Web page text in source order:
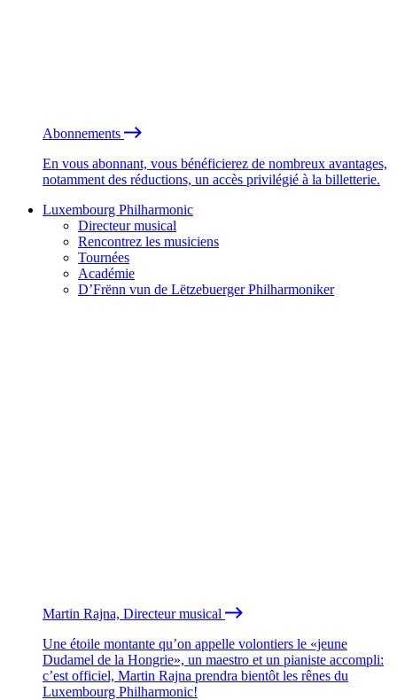
Abonnements
En vous abonnant, vous bénéficierez de nombreux avantages,
notamment des réductions, un accès privilégié à la billetterie.
Luxembourg Philharmonic
Directeur musical
Rencontrez les musiciens
Tournées
Académie
D’Frënn vun de Lëtzebuerger Philharmoniker
Martin Rajna, Directeur musical
Une étoile montante qu’on appelle volontiers le «jeune
Dudamel de la Hongrie», un maestro et un pianiste accompli:
c’est officiel, Martin Rajna prendra bientôt les rênes du
Luxembourg Philharmonic!